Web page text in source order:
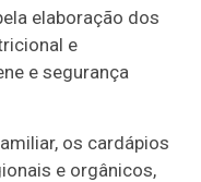
elaboração dos
e
e segurança
os cardápios
e orgânicos,